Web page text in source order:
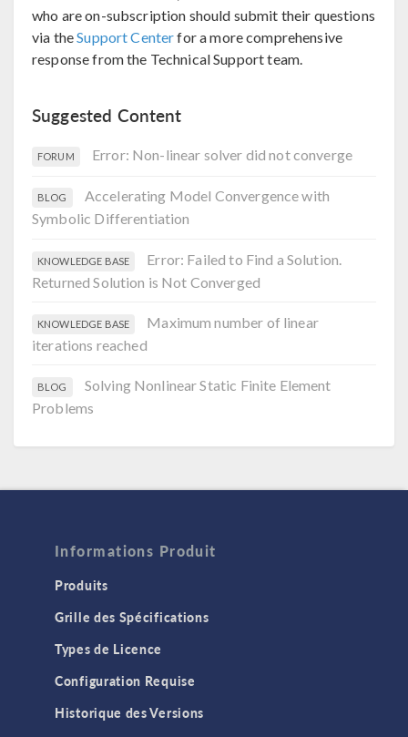
who are on-subscription should submit their questions
via theSupport Centerfor a more comprehensive
response from the Technical Support team.
Suggested Content
FORUM Error: Non-linear solver did not converge
BLOG
Accelerating Model Convergence with
Symbolic Differentiation
KNOWLEDGE BASE
Error: Failed to Find a Solution.
Returned Solution is Not Converged
KNOWLEDGE BASE
Maximum number of linear
iterations reached
BLOG
Solving Nonlinear Static Finite Element
Problems
Informations Produit
Produits
Grille des Spécifications
Types de Licence
Configuration Requise
Historique des Versions